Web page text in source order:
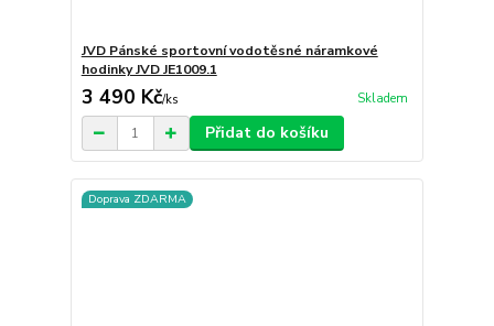
JVD Pánské sportovní vodotěsné náramkové
hodinky JVD JE1009.1
3 490 Kč/ks Skladem
Přidat do košíku
Doprava ZDARMA